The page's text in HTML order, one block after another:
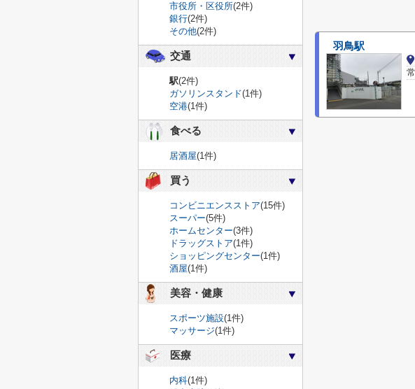
羽鳥駅
市役所・区役所(2件)
銀行(2件)
その他(2件)
交通
駅(2件)
ガソリンスタンド(1件)
空港(1件)
食べる
居酒屋(1件)
買う
コンビニエンスストア(15件)
スーパー(5件)
ホームセンター(3件)
ドラッグストア(1件)
ショッピングセンター(1件)
酒屋(1件)
美容・健康
スポーツ施設(1件)
マッサージ(1件)
医療
内科(1件)